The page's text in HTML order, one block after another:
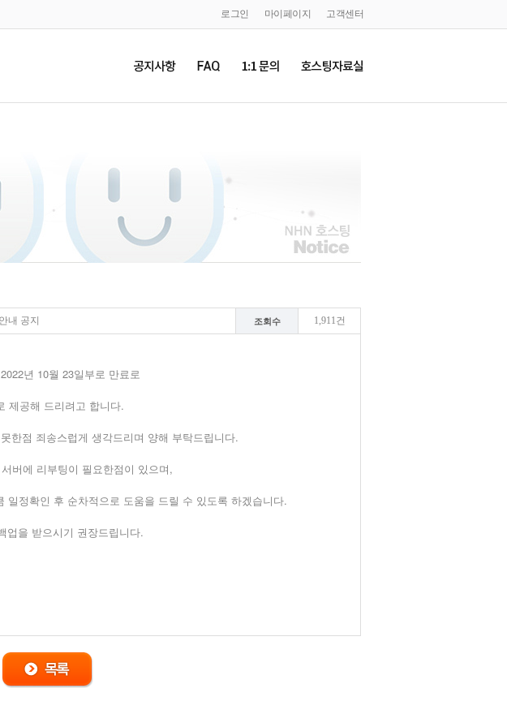
로그인 마이페이지 고객센터
내 공지 조회수 1,911건
년 10월 23일부로 만료로
제공해 드리려고 합니다.
한점 죄송스럽게 생각드리며 양해 부탁드립니다.
버에 리부팅이 필요한점이 있으며,
정확인 후 순차적으로 도움을 드릴 수 있도록 하겠습니다.
업을 받으시기 권장드립니다.